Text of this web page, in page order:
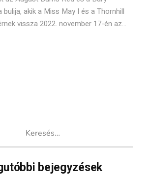
akik a Miss May I és a Thornhill
vissza 2022. november 17-én az...
bejegyzések